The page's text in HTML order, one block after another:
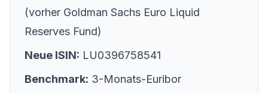
(vorher Goldman Sachs Euro Liquid
Reserves Fund)
Neue ISIN: LU0396758541
Benchmark: 3-Monats-Euribor